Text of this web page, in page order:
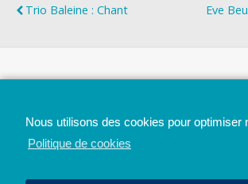
Trio Baleine : Chant
Eve
Nous utilisons des cookies pour optimiser
Politique de cookies